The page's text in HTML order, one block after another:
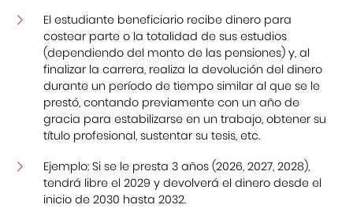
Prensa
Contáctanos
Portal APJ
Centro Cultural Peruano Japonés
Cursos
El estudiante beneficiario recibe dinero para
costear parte o la totalidad de sus estudios
(dependiendo del monto de las pensiones) y, al
finalizar la carrera, realiza la devolución del dinero
durante un período de tiempo similar al que se le
prestó, contando previamente con un año de
gracia para estabilizarse en un trabajo, obtener su
título profesional, sustentar su tesis, etc.
Ejemplo: Si se le presta 3 años (2026, 2027, 2028),
tendrá libre el 2029 y devolverá el dinero desde el
inicio de 2030 hasta 2032.